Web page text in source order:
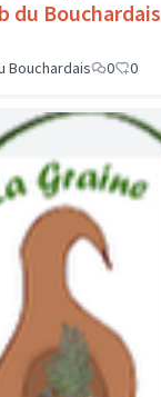
du Bouchardais
Bouchardais 0 0